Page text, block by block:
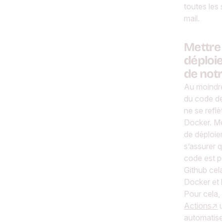
toutes les
mail.
de
Au
du code
ne se
Docker.
de
s’assurer
code est
Github
Docker et
Pour
Actions